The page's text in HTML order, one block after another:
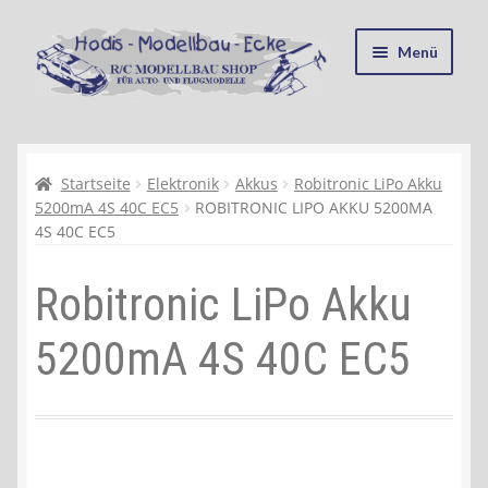
Zur
Navigation
springen
Zum
Inhalt
springen
Menü
Kasse
Mein Konto
Recycling, Entsorgung und Umwelt
Shop
Warenkorb
Startseite Elektronik Akkus
Robitronic LiPo Akku
5200mA 4S 40C EC5
ROBITRONIC LIPO AKKU 5200MA
4S 40C EC5
Robitronic LiPo Akku
5200mA 4S 40C EC5